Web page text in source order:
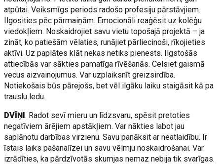
atpūtai. Veiksmīgs periods radošo profesiju pārstāvjiem.
Ilgosities pēc pārmaiņām. Emocionāli reaģēsit uz kolēģu
viedokļiem. Noskaidrojiet savu vietu topošajā projektā – ja
zināt, ko patiešām vēlaties, runājiet pārliecinoši, rīkojieties
aktīvi. Uz paplātes klāt nekas netiks pienests. Ilgstošās
attiecībās var sākties pamatīga rīvēšanās. Celsiet gaismā
vecus aizvainojumus. Var uzplaiksnīt greizsirdība.
Notiekošais būs pārejošs, bet vēl ilgāku laiku staigāsit kā pa
trauslu ledu.
DVĪŅI. Radot sevī mieru un līdzsvaru, spēsit pretoties
negatīviem ārējiem apstākļiem. Var nākties labot jau
saplānotu darbības virzienu. Savu panāksit ar neatlaidību. Ir
īstais laiks pašanalīzei un savu vēlmju noskaidrošanai. Var
izrādīties, ka pārdzīvotās skumjas nemaz nebija tik svarīgas.